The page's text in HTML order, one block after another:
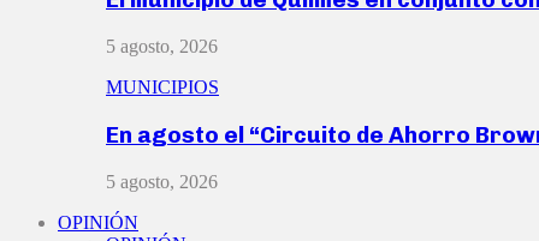
5 agosto, 2026
MUNICIPIOS
En agosto el “Circuito de Ahorro
5 agosto, 2026
OPINIÓN